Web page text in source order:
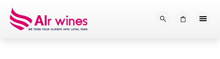
Dalla loro vendemmia, alla